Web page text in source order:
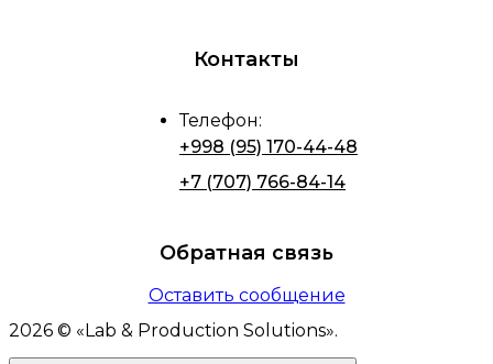
Контакты
Телефон:
+998 (95) 170-44-48
+7 (707) 766-84-14
Обратная связь
Оставить сообщение
2026 © « Lab & Production Solutions».